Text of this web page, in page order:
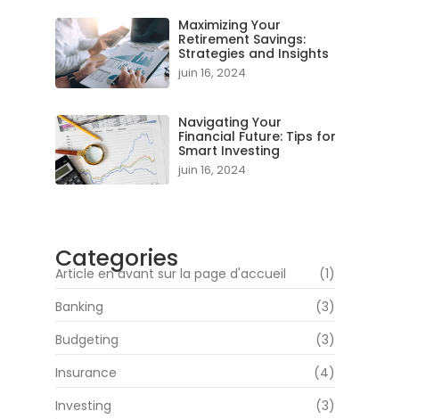
Maximizing Your
Retirement Savings:
Strategies and Insights
juin 16, 2024
Navigating Your
Financial Future: Tips for
Smart Investing
juin 16, 2024
Categories
Article en avant sur la page d'accueil
(1)
Banking
(3)
Budgeting
(3)
Insurance
(4)
Investing
(3)